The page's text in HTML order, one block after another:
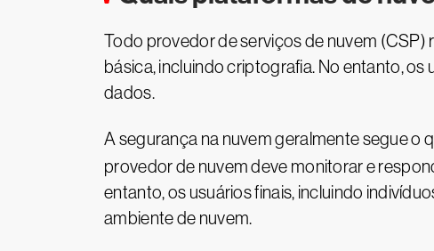
Todo provedor de serviços de nuvem
básica, incluindo criptografia. No entanto,
dados.
A segurança na nuvem geralmente segue o
provedor de nuvem deve monitorar e
entanto, os usuários finais, incluindo
ambiente de nuvem.